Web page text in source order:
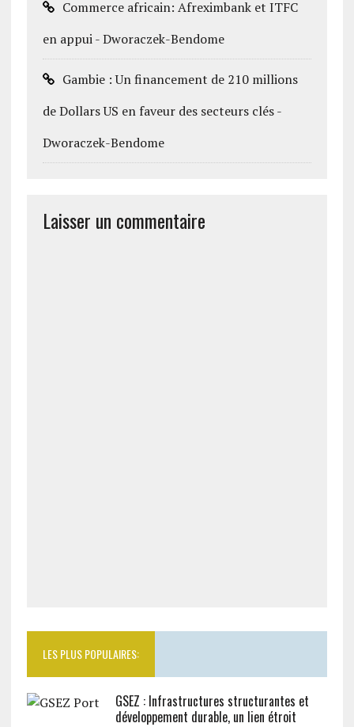
Commerce africain: Afreximbank et ITFC
en appui - Dworaczek-Bendome
Gambie : Un financement de 210 millions
de Dollars US en faveur des secteurs clés -
Dworaczek-Bendome
Laisser un commentaire
LES PLUS POPULAIRES:
GSEZ : Infrastructures structurantes et
développement durable, un lien étroit